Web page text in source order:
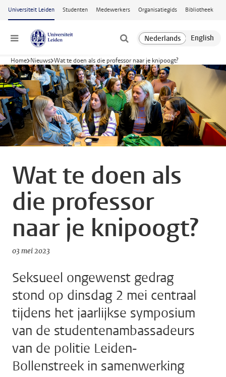
Ga naar hoofdinhoud
Universiteit Leiden Studenten Medewerkers Organisatiegids Bibliotheek
Menu
Home Nieuws Wat te doen als die professor naar je knipoogt?
Wat te doen als
die professor
naar je knipoogt?
03 mei 2023
Seksueel ongewenst gedrag
stond op dinsdag 2 mei centraal
tijdens het jaarlijkse symposium
van de studentenambassadeurs
van de politie Leiden-
Bollenstreek in samenwerking